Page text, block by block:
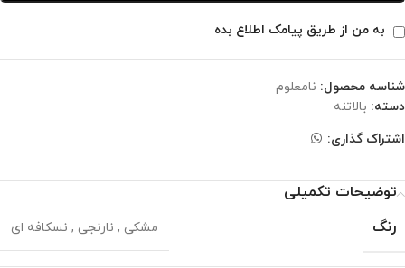
به من از طریق پیامک اطلاع بده
شناسه محصول: نامعلوم
دسته: بالاتنه
اشتراک گذاری:
توضیحات تکمیلی
رنگ
مشکی , نارنجی , نسکافه ای